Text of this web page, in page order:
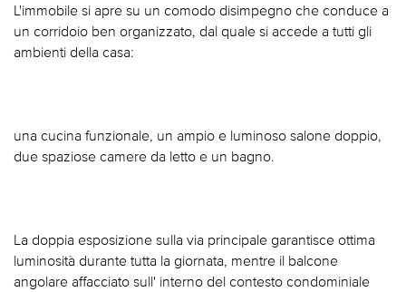
L'immobile si apre su un comodo disimpegno che conduce a
un corridoio ben organizzato, dal quale si accede a tutti gli
ambienti della casa:
una cucina funzionale, un ampio e luminoso salone doppio,
due spaziose camere da letto e un bagno.
La doppia esposizione sulla via principale garantisce ottima
luminosità durante tutta la giornata, mentre il balcone
angolare affacciato sull' interno del contesto condominiale